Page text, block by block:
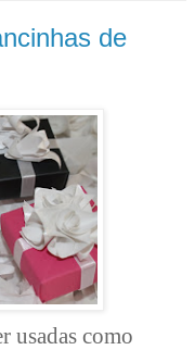
de
usadas como